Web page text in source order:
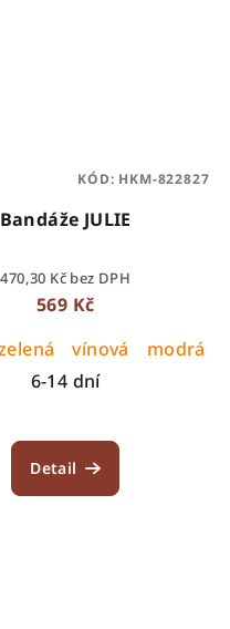
Bandáže JULIE
470,30 Kč bez DPH
569 Kč
vínová
modrá tm.
6-14 dní
Detail
KÓD: HKM-822827